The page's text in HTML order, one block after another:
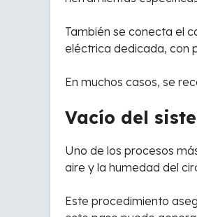
También se conecta el
eléctrica dedicada, con
En muchos casos, se
Vacío del
Uno de los procesos
aire y la humedad del
Este procedimiento